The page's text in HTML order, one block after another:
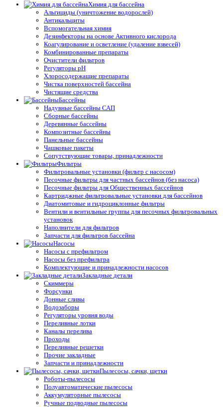
Химия для бассейна
Альгициды (уничтожение водорослей)
Антикальциты
Вспомогательная химия
Дезинфекторы на основе Активного кислорода
Коагулирование и осветление (удаление взвесей)
Комбинированные препараты
Очистители фильтров
Регуляторы pH
Хлоросодержащие препараты
Чистка поверхностей бассейна
Чистящие средства
Бассейны
Надувные бассейны САП
Сборные бассейны
Деревянные бассейны
Композитные бассейны
Панельные бассейны
Чашковые пакеты
Сопутствующие товары, принадлежности
Фильтры
Фильтровальные установки (фильтр с насосом)
Песочные фильтры для частных бассейнов (без насоса)
Песочные фильтры для Общественных бассейнов
Картриджные фильтровальные установки для бассейнов
Диатомитовые и гидроциклонные фильтры
Вентили и вентильные группы для песочных фильтровальных
установок
Наполнители для фильтров
Запчасти для фильтров бассейна
Насосы
Насосы с префильтром
Насосы без префильтра
Комплектующие и принадлежности насосов
Закладные детали
Скиммеры
Форсунки
Донные сливы
Водозаборы
Регуляторы уровня воды
Переливные лотки
Каналы перелива
Проходы
Переливные решетки
Прочие закладные
Запчасти и принадлежности
Пылесосы, сачки, щетки
Роботы-пылесосы
Полуавтоматические пылесосы
Аккумуляторные пылесосы
Ручные подводные пылесосы